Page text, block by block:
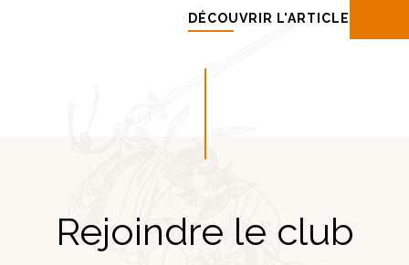
DÉCOUVRIR L'ARTICLE
Rejoindre le club